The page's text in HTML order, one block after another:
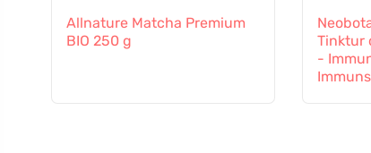
Allnature Matcha Premium
BIO 250 g
Tinktur
-